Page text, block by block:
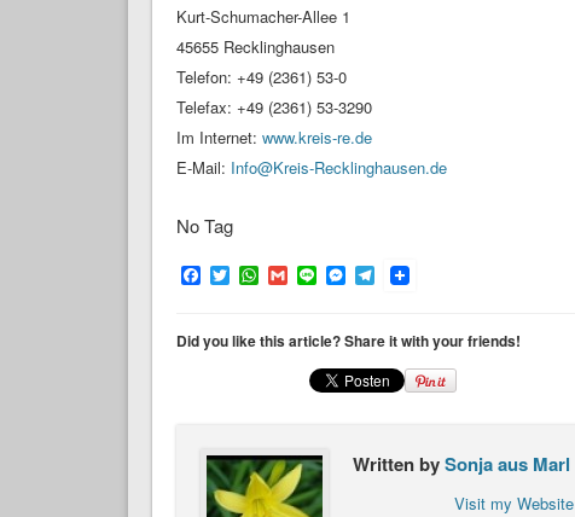
Kurt-Schumacher-Allee 1
45655 Recklinghausen
Telefon: +49 (2361) 53-0
Telefax: +49 (2361) 53-3290
Im Internet: www.kreis-re.de
E-Mail: Info@Kreis-Recklinghausen.de
No Tag
Facebook
TwitterWhatsApp
Gmail
LineMessenger
Telegram
Did you like this article? Share it with your friends!
Written bySonja aus Marl
Visit my Website